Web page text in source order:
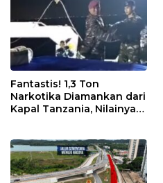
Fantastis! 1,3 Ton
Narkotika Diamankan dari
Kapal Tanzania, Nilainya